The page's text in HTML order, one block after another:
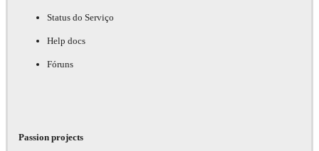
Status do Serviço
Help docs
Fóruns
Passion projects